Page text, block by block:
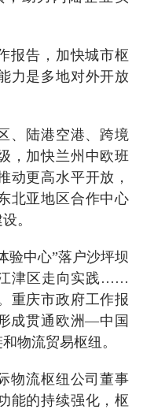
报告，加快城市枢
力是多地对外开放
、陆港空港、跨境
，加快兰州中欧班
动更高水平开放，
北亚地区合作中心
。
验中心”落户沙坪坝
津区走向实践……
重庆市政府工作报
成贯通欧洲—中国
物流贸易枢纽。
物流枢纽公司董事
能的持续强化，枢